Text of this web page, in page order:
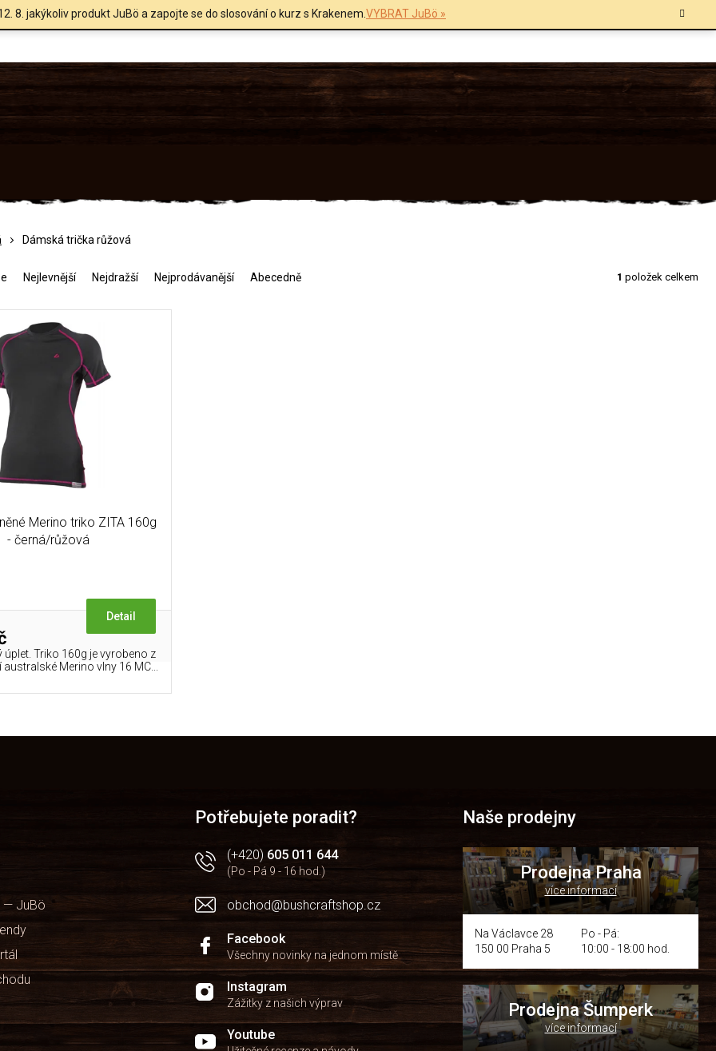
8. jakýkoliv produkt JuBö a zapojte se do slosování o kurz s Krakenem.VYBRAT JuBö »
Dámská trička růžová
Nejlevnější Nejdražší Nejprodávanější Abecedně 1 položek celkem
Merino triko ZITA 160g
- černá/růžová
Detail
úplet. Triko 160g je vyrobeno z
australské Merino vlny 16 MC...
O
a
í
p
r
k
y
ý
p
s
u
— JuBö
Potřebujete poradit?
(+420) 605 011 644
(Po - Pá 9 - 16 hod.)
obchod@bushcraftshop.cz
Facebook
Všechny novinky na jednom místě
Instagram
Zážitky z našich výprav
Youtube
Naše prodejny
Prodejna Praha
více informací
Na Václavce 28
150 00 Praha 5
Po - Pá:
10:00 - 18:00 hod.
Prodejna Šumperk
více informací